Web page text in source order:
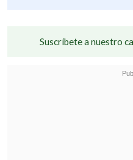
Suscríbete a nuestro